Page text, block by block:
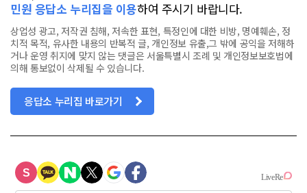
민원 응답소 누리집을 이용하여 주시기 바랍니다.
상업성 광고, 저작권 침해, 저속한 표현, 특정인에 대한 비방, 명예훼손, 정
치적 목적, 유사한 내용의 반복적 글, 개인정보 유출,그 밖에 공익을 저해하
거나 운영 취지에 맞지 않는 댓글은 서울특별시 조례 및 개인정보보호법에
의해 통보없이 삭제될 수 있습니다.
응답소 누리집 바로가기